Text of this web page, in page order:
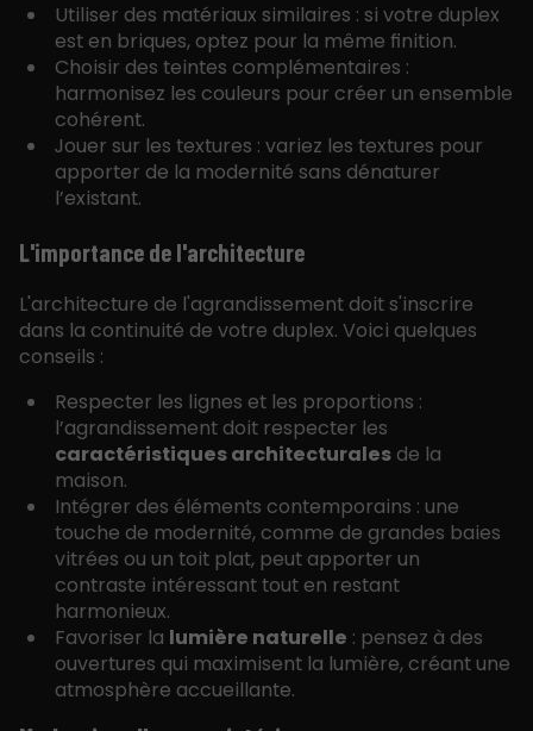
Utiliser des matériaux similaires : si votre duplex
est en briques, optez pour la même finition.
Choisir des teintes complémentaires :
harmonisez les couleurs pour créer un ensemble
cohérent.
Jouer sur les textures : variez les textures pour
apporter de la modernité sans dénaturer
l’existant.
L'importance de l'architecture
L'architecture de l'agrandissement doit s'inscrire
dans la continuité de votre duplex. Voici quelques
conseils :
Respecter les lignes et les proportions :
l’agrandissement doit respecter les
caractéristiques architecturalesde la
maison.
Intégrer des éléments contemporains : une
touche de modernité, comme de grandes baies
vitrées ou un toit plat, peut apporter un
contraste intéressant tout en restant
harmonieux.
Favoriser la lumière naturelle : pensez à des
ouvertures qui maximisent la lumière, créant une
atmosphère accueillante.